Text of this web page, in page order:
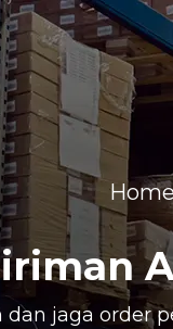
dan jaga order